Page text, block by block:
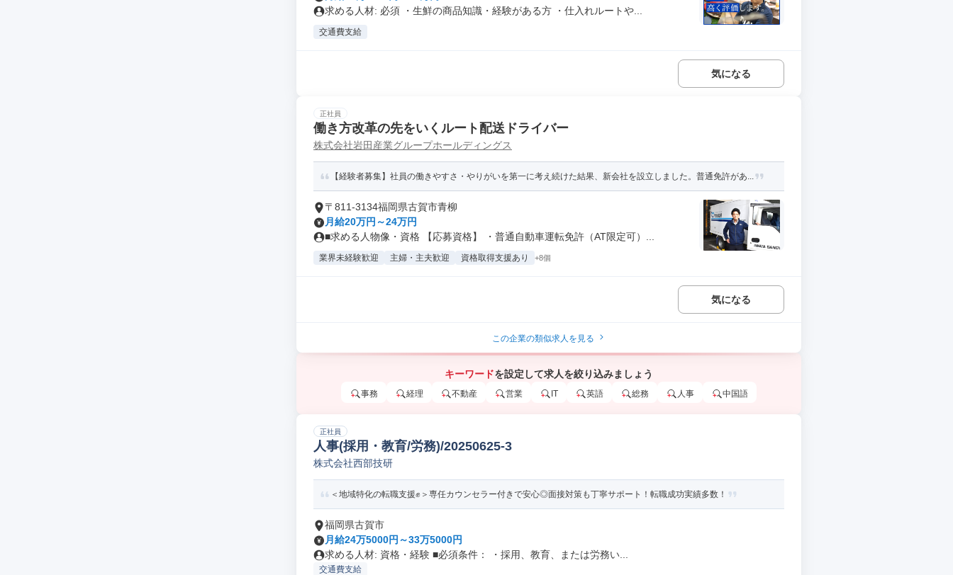
求める人材: 必須 ・生鮮の商品知識・経験がある方 ・仕入れルートや...
交通費支給
気になる
正社員
働き方改革の先をいくルート配送ドライバー
株式会社岩田産業グループホールディングス
【経験者募集】社員の働きやすさ・やりがいを第一に考え続けた結果、新会社を設立しました。普通免許があ...
〒811-3134福岡県古賀市青柳
月給20万円～24万円
■求める人物像・資格 【応募資格】 ・普通自動車運転免許（AT限定可）...
業界未経験歓迎 主婦・主夫歓迎 資格取得支援あり +8個
気になる
この企業の類似求人を見る
キーワードを設定して求人を絞り込みましょう
事務 経理 不動産 営業 IT 英語 総務 人事 中国語
正社員
人事(採用・教育/労務)/20250625-3
株式会社西部技研
＜地域特化の転職支援✊️＞専任カウンセラー付きで安心◎面接対策も丁寧サポート！転職成功実績多数！
福岡県古賀市
月給24万5000円～33万5000円
求める人材: 資格・経験 ■必須条件： ・採用、教育、または労務い...
交通費支給